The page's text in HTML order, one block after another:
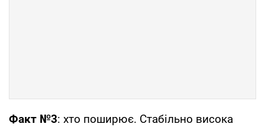
Факт №3: хто поширює. Стабільно висока